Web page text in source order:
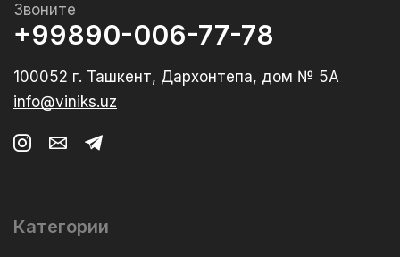
Звоните
+99890-006-77-78
100052 г. Ташкент, Дархонтепа, дом № 5А
info@viniks.uz
Категории